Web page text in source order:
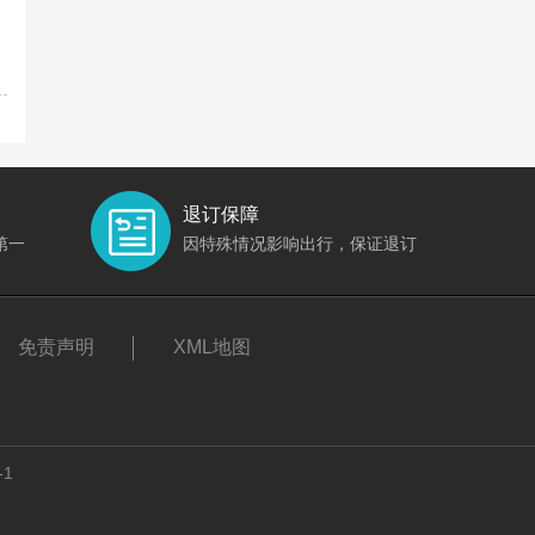
一
退订保障
因特殊情况影响出行，保证退订
免责声明 XML地图